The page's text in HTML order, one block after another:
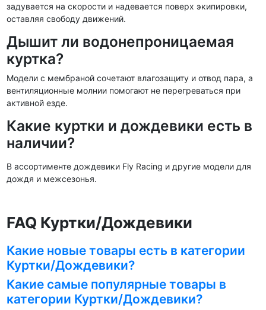
задувается на скорости и надевается поверх экипировки,
оставляя свободу движений.
Дышит ли водонепроницаемая
куртка?
Модели с мембраной сочетают влагозащиту и отвод пара, а
вентиляционные молнии помогают не перегреваться при
активной езде.
Какие куртки и дождевики есть в
наличии?
В ассортименте дождевики Fly Racing и другие модели для
дождя и межсезонья.
FAQ Куртки/Дождевики
Какие новые товары есть в категории
Куртки/Дождевики?
Какие самые популярные товары в
категории Куртки/Дождевики?